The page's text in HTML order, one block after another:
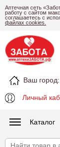
Аптечная сеть
работу с сайтом
соглашаетесь с
файлах cookies.
Ваш город:
Личный
Каталог